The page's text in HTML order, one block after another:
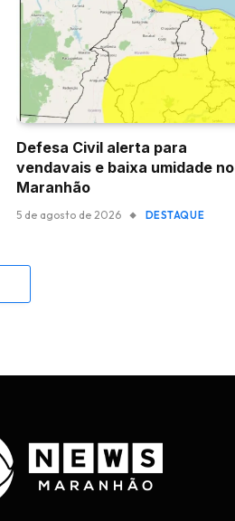
Defesa Civil alerta para
vendavais e baixa umidade no
Maranhão
5 de agosto de 2026 DESTAQUE